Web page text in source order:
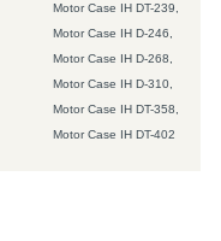
Motor Case IH DT-239,
Motor Case IH D-246,
Motor Case IH D-268,
Motor Case IH D-310,
Motor Case IH DT-358,
Motor Case IH DT-402